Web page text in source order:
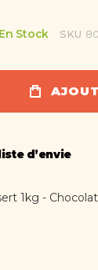
En Stock SKU
d’envie
1kg -